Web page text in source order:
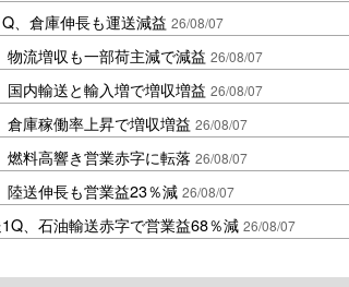
、倉庫伸長も運送減益 26/08/07
物流増収も一部荷主減で減益 26/08/07
国内輸送と輸入増で増収増益 26/08/07
倉庫稼働率上昇で増収増益 26/08/07
燃料高響き営業赤字に転落 26/08/07
陸送伸長も営業益23％減 26/08/07
、石油輸送赤字で営業益68％減 26/08/07